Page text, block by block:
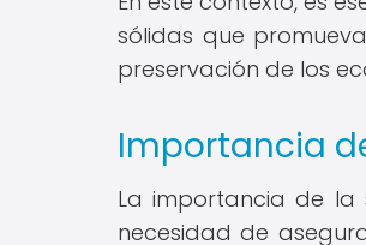
sólidas que
preservación de los
Importancia
La importancia de la
necesidad de